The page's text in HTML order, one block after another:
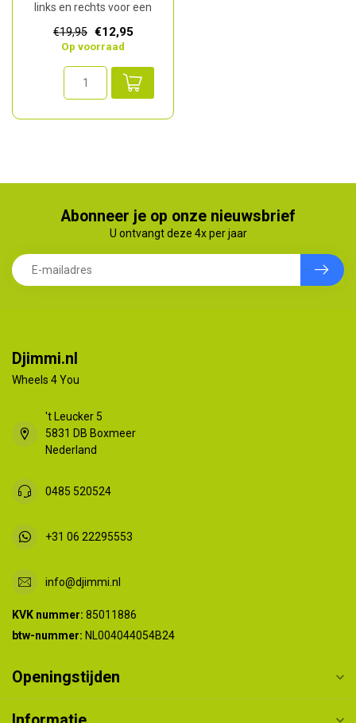
links en rechts voor een
V-r...
€19,95 €12,95
Op voorraad
Abonneer je op onze nieuwsbrief
U ontvangt deze 4x per jaar
Djimmi.nl
Wheels 4 You
't Leucker 5
5831 DB Boxmeer
Nederland
0485 520524
+31 06 22295553
info@djimmi.nl
KVK nummer: 85011886
btw-nummer: NL004044054B24
Openingstijden